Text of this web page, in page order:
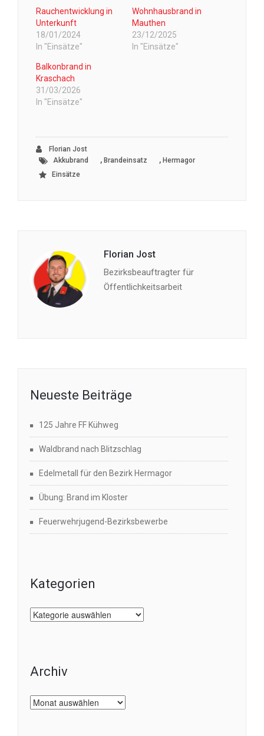
Rauchentwicklung in
Unterkunft
18/01/2024
In "Einsätze"
Wohnhausbrand in
Mauthen
23/12/2025
In "Einsätze"
Balkonbrand in
Kraschach
31/03/2026
In "Einsätze"
Florian Jost
Akkubrand
, Brandeinsatz , Hermagor
Einsätze
Florian Jost
Bezirksbeauftragter für
Öffentlichkeitsarbeit
Neueste Beiträge
125 Jahre FF Kühweg
Waldbrand nach Blitzschlag
Edelmetall für den Bezirk Hermagor
Übung: Brand im Kloster
Feuerwehrjugend-Bezirksbewerbe
Kategorien
Kategorien
Archiv
Archiv